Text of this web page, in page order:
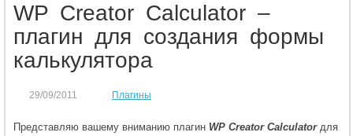
WP Creator Calculator –
плагин для создания формы
калькулятора
29/09/2011 Плагины
Представляю вашему вниманию плагин WP Creator Calculatorдля